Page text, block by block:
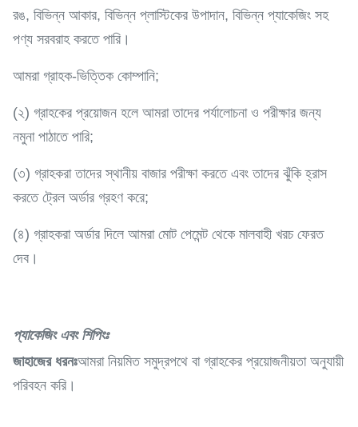
রঙ, বিভিন্ন আকার, বিভিন্ন প্লাস্টিকের উপাদান, বিভিন্ন প্যাকেজিং সহ
পণ্য সরবরাহ করতে পারি।
আমরা গ্রাহক-ভিত্তিক কোম্পানি;
(২) গ্রাহকের প্রয়োজন হলে আমরা তাদের পর্যালোচনা ও পরীক্ষার জন্য
নমুনা পাঠাতে পারি;
(৩) গ্রাহকরা তাদের স্থানীয় বাজার পরীক্ষা করতে এবং তাদের ঝুঁকি হ্রাস
করতে ট্রেল অর্ডার গ্রহণ করে;
(৪) গ্রাহকরা অর্ডার দিলে আমরা মোট পেমেন্ট থেকে মালবাহী খরচ ফেরত
দেব।
প্যাকেজিং এবং শিপিংঃ
জাহাজের ধরনঃআমরা নিয়মিত সমুদ্রপথে বা গ্রাহকের প্রয়োজনীয়তা অনুযায়ী
পরিবহন করি।